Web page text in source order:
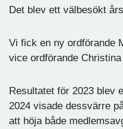
Det blev ett välbesökt
Vi fick en ny ordförande
vice ordförande
Resultatet för 2023 blev
2024 visade dessvärre
att höja både